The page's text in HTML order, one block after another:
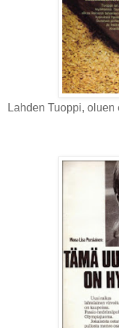
Lahden Tuoppi,